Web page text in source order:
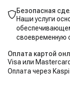
Безопасная
Наши услуги
своевременную
Оплата картой
Visa или
Оплата через